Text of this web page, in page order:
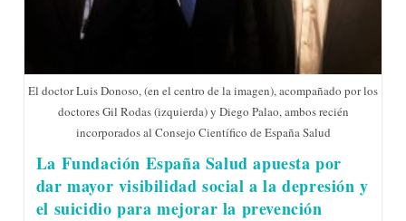
El doctor Luis Donoso, (en el centro de la imagen), acompañado por los
doctores Gil Rodas (izquierda) y Diego Palao, ambos recién
incorporados al Consejo Científico de España Salud
La Fundación España Salud apuesta por
dar mayor visibilidad social a la depresión y
el suicidio para mejorar la prevención